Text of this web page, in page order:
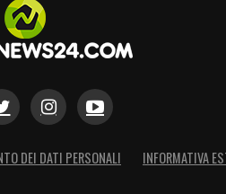
DEI DATI PERSONALI INFORMATIVA